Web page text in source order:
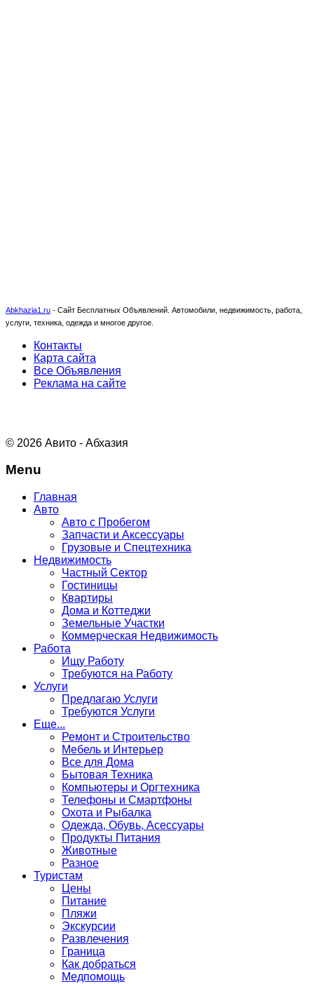
Abkhazia1.ru - Сайт Бесплатных Объявлений. Автомобили, недвижимость, работа,
услуги, техника, одежда и многое другое.
Контакты
Карта сайта
Все Объявления
Реклама на сайте
© 2026 Авито - Абхазия
Menu
Главная
Авто
Авто с Пробегом
Запчасти и Аксессуары
Грузовые и Спецтехника
Недвижимость
Частный Сектор
Гостиницы
Квартиры
Дома и Коттеджи
Земельные Участки
Коммерческая Недвижимость
Работа
Ищу Работу
Требуются на Работу
Услуги
Предлагаю Услуги
Требуются Услуги
Еще...
Ремонт и Строительство
Мебель и Интерьер
Все для Дома
Бытовая Техника
Компьютеры и Оргтехника
Телефоны и Смартфоны
Охота и Рыбалка
Одежда, Обувь, Асессуары
Продукты Питания
Животные
Разное
Туристам
Цены
Питание
Пляжи
Экскурсии
Развлечения
Граница
Как добраться
Медпомощь